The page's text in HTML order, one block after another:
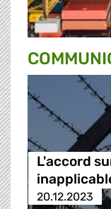
L'accord
20.12.2023